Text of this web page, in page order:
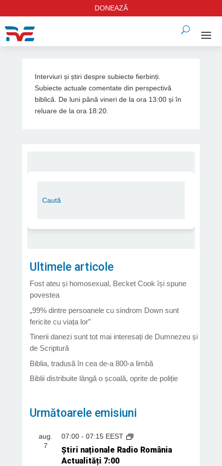
DONEAZĂ
Interviuri și știri despre subiecte fierbinți.
Subiecte actuale comentate din perspectivă
biblică. De luni până vineri de la ora 13:00 și în
reluare de la ora 18:20.
Ultimele articole
Fost ateu și homosexual, Becket Cook își spune
povestea
„99% dintre persoanele cu sindrom Down sunt
fericite cu viața lor”
Tinerii danezi sunt tot mai interesați de Dumnezeu și
de Scriptură
Biblia, tradusă în cea de-a 800-a limbă
Biblii distribuite lângă o școală, oprite de poliție
Următoarele emisiuni
aug.
7
07:00- 07:15 EEST
Știri naționale Radio România
Actualități 7:00